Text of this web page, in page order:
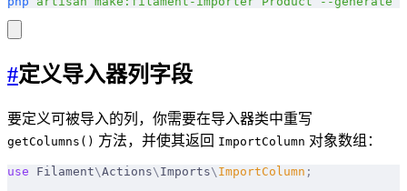
#定义导入器列字段
要定义可被导入的列，你需要在导入器类中重写
getColumns() 方法，并使其返回 ImportColumn 对象数组：
use Filament\Actions\ Imports\ ImportColumn ;